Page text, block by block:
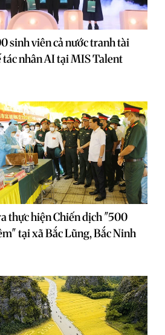
sinh viên cả nước tranh tài
nhân AI tại MIS Talent
thực hiện Chiến dịch "500
tại xã Bắc Lũng, Bắc Ninh